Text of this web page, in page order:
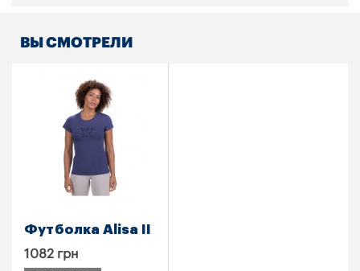
ВЫ СМОТРЕЛИ
Футболка Alisa II
1082 грн